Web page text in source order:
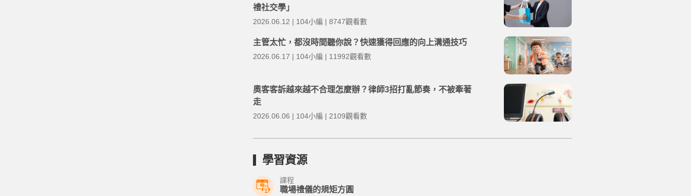
禮社交學」
2026.06.12 | 104小編 | 8747觀看數
主管太忙，都沒時間聽你說？快速獲得回應的向上溝通技巧
2026.06.17 | 104小編 | 11992觀看數
奧客客訴越來越不合理怎麼辦？律師3招打亂節奏，不被牽著
走
2026.06.06 | 104小編 | 2109觀看數
學習資源
課程
職場禮儀的規矩方圓